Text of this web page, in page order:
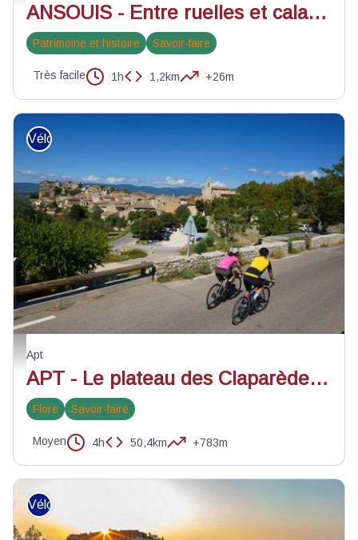
ANSOUIS - Entre ruelles et calades
Patrimoine et histoire Savoir-faire
Très facile 1h 1,2km +26m
Village de Saignon - ©Matthieu Vitré
Vélo
Apt
APT - Le plateau des Claparèdes à vélo
Flore Savoir-faire
Moyen 4h 50,4km +783m
Vélo